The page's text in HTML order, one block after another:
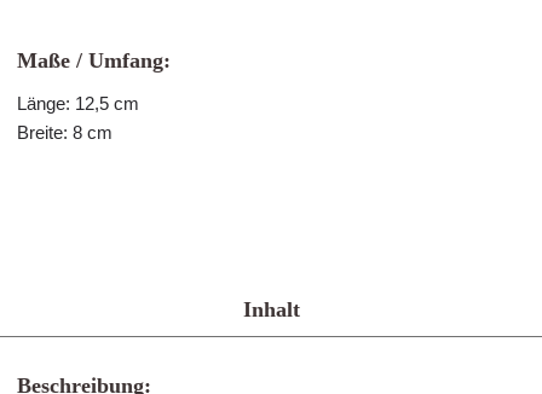
Maße / Umfang:
Länge: 12,5 cm
Breite: 8 cm
Inhalt
Beschreibung: